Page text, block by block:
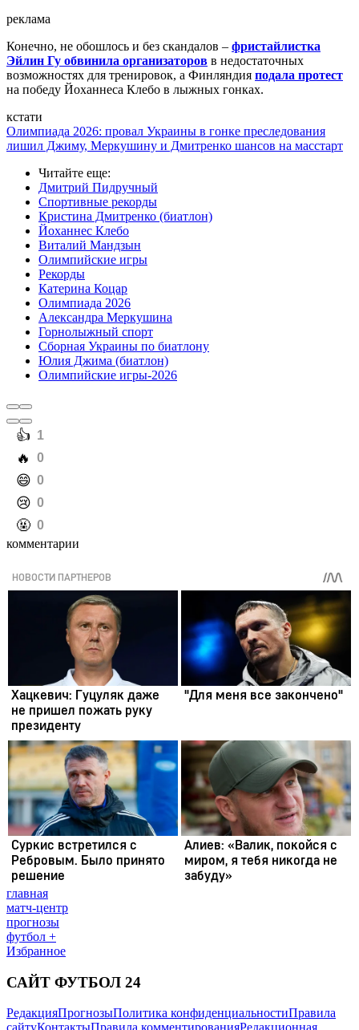
реклама
Конечно, не обошлось и без скандалов – фристайлистка
Эйлин Гу обвинила организаторов в недостаточных
возможностях для тренировок, а Финляндия подала протест
на победу Йоханнеса Клебо в лыжных гонках.
кстати
Олимпиада 2026: провал Украины в гонке преследования
лишил Джиму, Меркушину и Дмитренко шансов на масстарт
Читайте еще:
Дмитрий Пидручный
Спортивные рекорды
Кристина Дмитренко (биатлон)
Йоханнес Клебо
Виталий Мандзын
Олимпийские игры
Рекорды
Катерина Коцар
Олимпиада 2026
Александра Меркушина
Горнолыжный спорт
Сборная Украины по биатлону
Юлия Джима (биатлон)
Олимпийские игры-2026
️👍 1
️🔥 0
️😄 0
️😢 0
️🤬 0
комментарии
главная
матч-центр
прогнозы
футбол +
Избранное
САЙТ ФУТБОЛ 24
РедакцияПрогнозыПолитика конфиденциальностиПравила